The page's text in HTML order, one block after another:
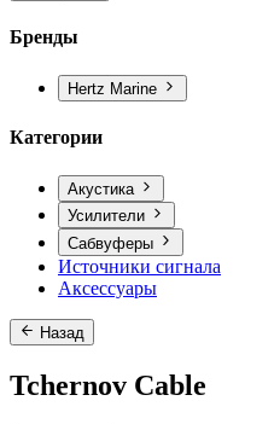
Бренды
Hertz Marine
Категории
Акустика
Усилители
Сабвуферы
Источники сигнала
Аксессуары
Назад
Tchernov Cable